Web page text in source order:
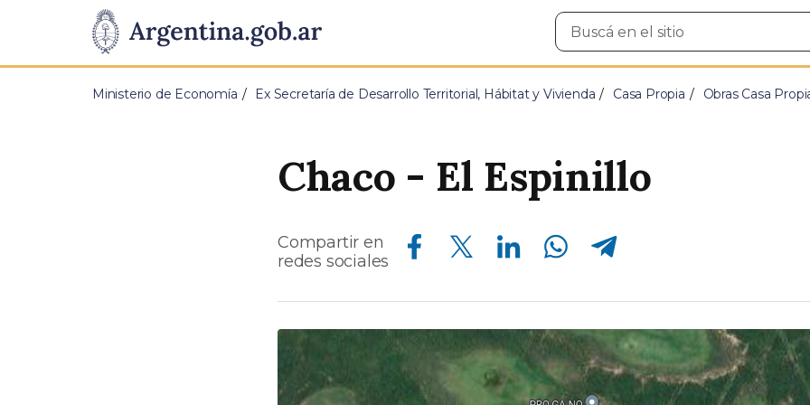
Presidencia
de
Pasar al contenido principal
Buscar
en
Ministerio de Economía Ex Secretaría de Desarrollo Territorial, Hábitat y Vivienda Casa Propia Obras Casa
Chaco - El Espinillo
Compartir en
redes sociales
Compartir en Facebook Compartir en Twitter Compartir en Linkedin Compartir en Whatsapp Compartir en Telegram